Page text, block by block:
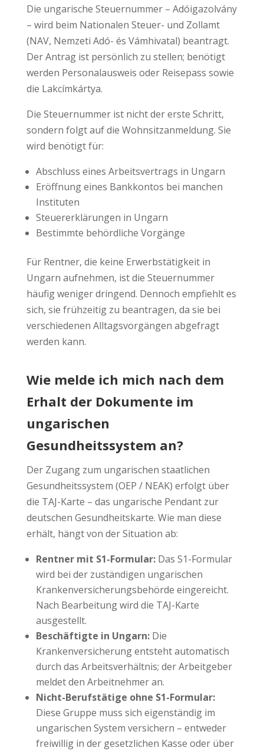
Die ungarische Steuernummer – Adóigazolvány
– wird beim Nationalen Steuer- und Zollamt
(NAV, Nemzeti Adó- és Vámhivatal) beantragt.
Der Antrag ist persönlich zu stellen; benötigt
werden Personalausweis oder Reisepass sowie
die Lakcímkártya.
Die Steuernummer ist nicht der erste Schritt,
sondern folgt auf die Wohnsitzanmeldung. Sie
wird benötigt für:
Abschluss eines Arbeitsvertrags in Ungarn
Eröffnung eines Bankkontos bei manchen
Instituten
Steuererklärungen in Ungarn
Bestimmte behördliche Vorgänge
Für Rentner, die keine Erwerbstätigkeit in
Ungarn aufnehmen, ist die Steuernummer
häufig weniger dringend. Dennoch empfiehlt es
sich, sie frühzeitig zu beantragen, da sie bei
verschiedenen Alltagsvorgängen abgefragt
werden kann.
Wie melde ich mich nach dem
Erhalt der Dokumente im
ungarischen
Gesundheitssystem an?
Der Zugang zum ungarischen staatlichen
Gesundheitssystem (OEP / NEAK) erfolgt über
die TAJ-Karte – das ungarische Pendant zur
deutschen Gesundheitskarte. Wie man diese
erhält, hängt von der Situation ab:
Rentner mit S1-Formular:Das S1-Formular
wird bei der zuständigen ungarischen
Krankenversicherungsbehörde eingereicht.
Nach Bearbeitung wird die TAJ-Karte
ausgestellt.
Beschäftigte in Ungarn:Die
Krankenversicherung entsteht automatisch
durch das Arbeitsverhältnis; der Arbeitgeber
meldet den Arbeitnehmer an.
Nicht-Berufstätige ohne S1-Formular:
Diese Gruppe muss sich eigenständig im
ungarischen System versichern – entweder
freiwillig in der gesetzlichen Kasse oder über